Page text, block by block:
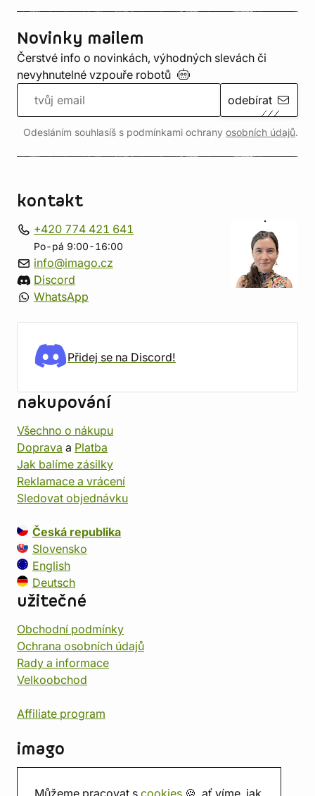
Můžeme pracovat s cookies 🍪, ať víme, jak
Novinky mailem
Čerstvé info o novinkách, výhodných slevách či
nevyhnutelné vzpouře robotů
odebírat
Odesláním souhlasíš s podmínkami ochrany osobních údajů.
kontakt
+420 774 421 641
Po-pá 9:00-16:00
info@imago.cz
Discord
WhatsApp
Přidej se na Discord!
nakupování
Všechno o nákupu
Doprava a Platba
Jak balíme zásilky
Reklamace a vrácení
Sledovat objednávku
Česká republika
Slovensko
English
Deutsch
užitečné
Obchodní podmínky
Ochrana osobních údajů
Rady a informace
Velkoobchod
Affiliate program
imago